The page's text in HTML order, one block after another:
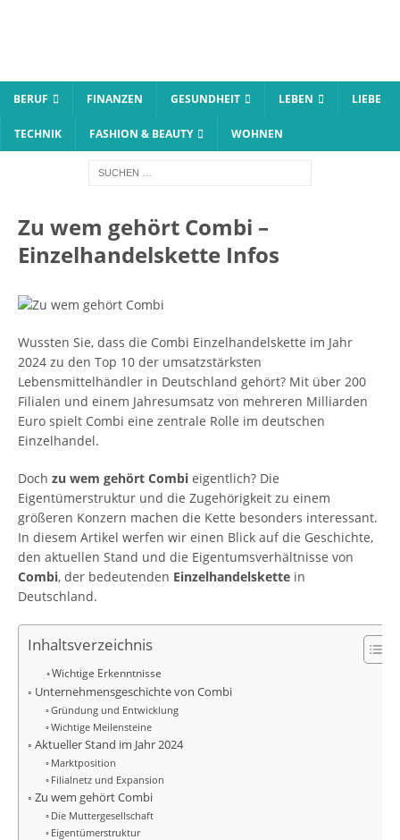
BERUF FINANZEN GESUNDHEIT LEBEN LIEBE
TECHNIK FASHION & BEAUTY WOHNEN
Zu wem gehört Combi –
Einzelhandelskette Infos
Wussten Sie, dass die Combi Einzelhandelskette im Jahr
2024 zu den Top 10 der umsatzstärksten
Lebensmittelhändler in Deutschland gehört? Mit über 200
Filialen und einem Jahresumsatz von mehreren Milliarden
Euro spielt Combi eine zentrale Rolle im deutschen
Einzelhandel.
Doch zu wem gehört Combi eigentlich? Die
Eigentümerstruktur und die Zugehörigkeit zu einem
größeren Konzern machen die Kette besonders interessant.
In diesem Artikel werfen wir einen Blick auf die Geschichte,
den aktuellen Stand und die Eigentumsverhältnisse von
Combi, der bedeutenden Einzelhandelskette in
Deutschland.
Inhaltsverzeichnis
Wichtige Erkenntnisse
Unternehmensgeschichte von Combi
Gründung und Entwicklung
Wichtige Meilensteine
Aktueller Stand im Jahr 2024
Marktposition
Filialnetz und Expansion
Zu wem gehört Combi
Die Muttergesellschaft
Eigentümerstruktur